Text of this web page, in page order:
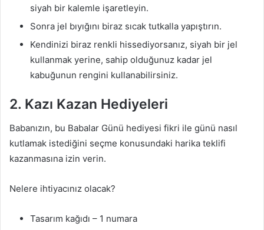
siyah bir kalemle işaretleyin.
Sonra jel bıyığını biraz sıcak tutkalla yapıştırın.
Kendinizi biraz renkli hissediyorsanız, siyah bir jel
kullanmak yerine, sahip olduğunuz kadar jel
kabuğunun rengini kullanabilirsiniz.
2. Kazı Kazan Hediyeleri
Babanızın, bu Babalar Günü hediyesi fikri ile günü nasıl
kutlamak istediğini seçme konusundaki harika teklifi
kazanmasına izin verin.
Nelere ihtiyacınız olacak?
Tasarım kağıdı – 1 numara